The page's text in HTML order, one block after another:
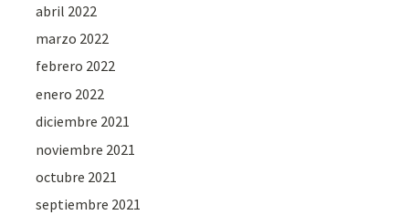
abril 2022
marzo 2022
febrero 2022
enero 2022
diciembre 2021
noviembre 2021
octubre 2021
septiembre 2021